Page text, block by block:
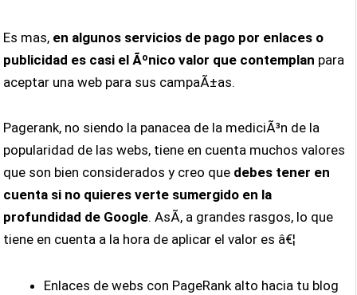
Es mas, en algunos servicios de pago por enlaces o
publicidad es casi el Ãºnico valor que contemplan para
aceptar una web para sus campaÃ±as.
Pagerank, no siendo la panacea de la mediciÃ³n de la
popularidad de las webs, tiene en cuenta muchos valores
que son bien considerados y creo que debes tener en
cuenta si no quieres verte sumergido en la
profundidad de Google. AsÃ­, a grandes rasgos, lo que
tiene en cuenta a la hora de aplicar el valor es â€¦
Enlaces de webs con PageRank alto hacia tu blog